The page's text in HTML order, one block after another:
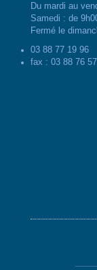
Du mardi au
Samedi : de
Fermé le
03 88 77 19 96
fax : 03 88 76